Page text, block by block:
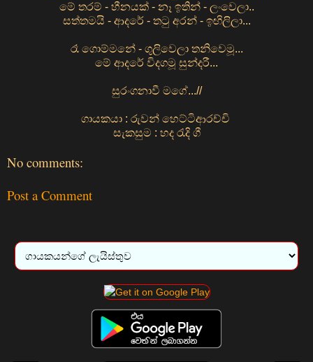
මේ තරම් - හීනයක් - නෑ ඉතින් - ලංවෙලා..
සත්තමයි - ආදරේ - තටු අරන් - ඉඟිලිලා...
රෑ ගොම්මනේ - ගුලිවෙලා තනිවෙමූ...
මේ ආදරේ විදගමූ සුන්දරී...
සුරංගනාවී මගේ...//
ගායකයා : රුවන් හෙට්ටිආරච්චි
සැකසුම : හද රැදි ගී
No comments:
Post a Comment